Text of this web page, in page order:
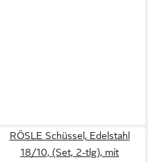
RÖSLE Schüssel, Edelstahl
18/10, (Set, 2-tlg), mit